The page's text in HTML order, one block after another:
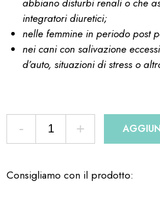
abbiano disturbi renali o che
integratori diuretici;
nelle femmine in periodo post
nei cani con salivazione
d’auto, situazioni di stress o
- +
Consigliamo con il prodotto: